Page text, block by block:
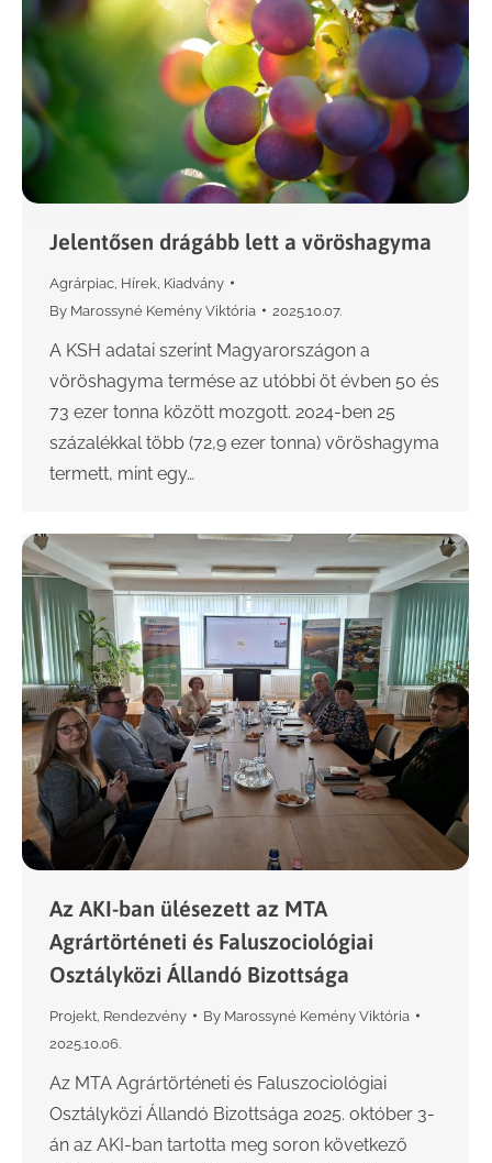
Jelentősen drágább lett a vöröshagyma
Agrárpiac Hírek Kiadvány
By Marossyné Kemény Viktória 2025.10.07.
A KSH adatai szerint Magyarországon a
vöröshagyma termése az utóbbi öt évben 50 és
73 ezer tonna között mozgott. 2024-ben 25
százalékkal több (72,9 ezer tonna) vöröshagyma
termett, mint egy…
Az AKI-ban ülésezett az MTA
Agrártörténeti és Faluszociológiai
Osztályközi Állandó Bizottsága
Projekt Rendezvény By Marossyné Kemény Viktória
2025.10.06.
Az MTA Agrártörténeti és Faluszociológiai
Osztályközi Állandó Bizottsága 2025. október 3-
án az AKI-ban tartotta meg soron következő